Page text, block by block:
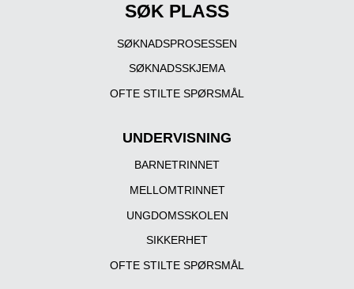
SØK PLASS
SØKNADSPROSESSEN
SØKNADSSKJEMA
OFTE STILTE SPØRSMÅL
UNDERVISNING
BARNETRINNET
MELLOMTRINNET
UNGDOMSSKOLEN
SIKKERHET
OFTE STILTE SPØRSMÅL